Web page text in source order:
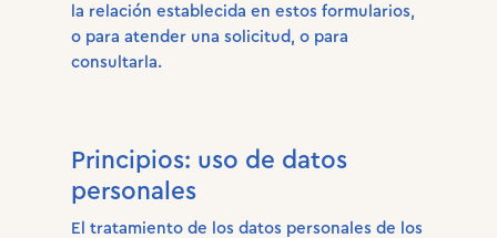
la relación establecida en estos formularios,
o para atender una solicitud, o para
consultarla.
Principios: uso de datos
personales
El tratamiento de los datos personales de los